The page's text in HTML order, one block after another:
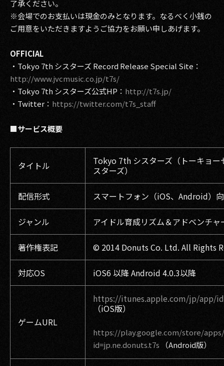
了承ください。
※会場でのお支払いは現金のみとなります。なるべく小銭の
ご用意をいただきますようご協力をお願い申しあげます。
OFFICIAL
・Tokyo 7th シスターズ Record Release Special Site：
http://www.jvcmusic.co.jp/t7s/
・Tokyo 7th シスターズ公式HP： http://t7s.jp/
・Twitter： https://twitter.com/t7s_staff
■サービス概要
タイトル
Tokyo 7th シスターズ（トーキョー
スターズ）
配信形式 スマートフォン（iOS、Android）
ジャンル アイドル育成リズム＆アドベンチャ
著作権表記 © 2014 Donuts Co. Ltd. All Rights
対応OS iOS6 以降 Android 4.0.3以降
ゲームURL
https://itunes.apple.com/jp/app/
（iOS版）
https://play.google.com/store/
id=jp.ne.donuts.t7s （Android版）